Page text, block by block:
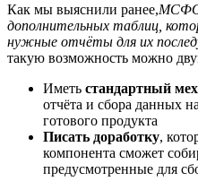
Как мы выяснили ранее,МСФО
дополнительных таблиц,
нужные отчёты для их
такую возможность можно
Иметь стандартный
отчёта и сбора данных
готового продукта
Писать доработку,
компонента сможет
предусмотренные для